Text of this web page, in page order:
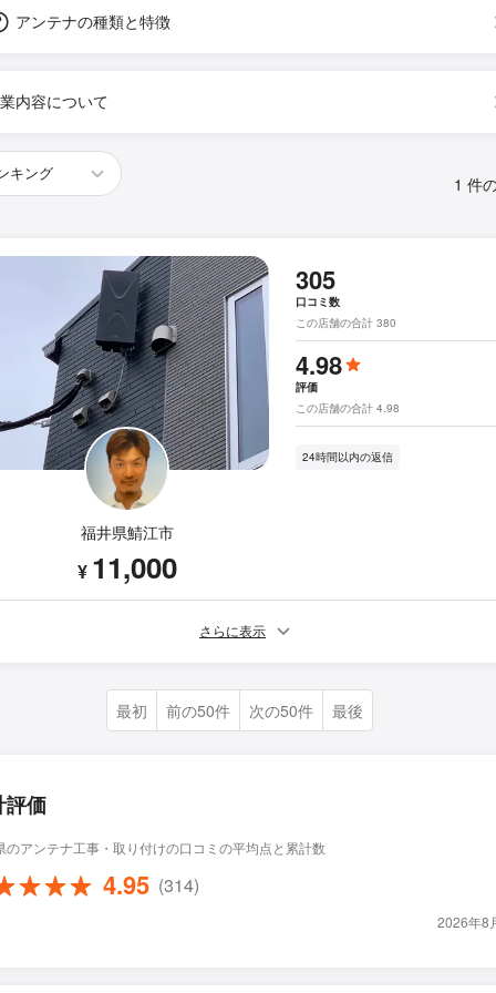
アンテナの種類と特徴
内容について
1 件
福井県鯖江市
¥ 11,000
305
口コミ数
この店舗の合計 380
4.98
評価
この店舗の合計 4.98
24時間以内の返信
さらに表示
最初 前の50件 次の50件 最後
評価
のアンテナ工事・取り付けの口コミの平均点と累計数
4.95 (314)
2026年8